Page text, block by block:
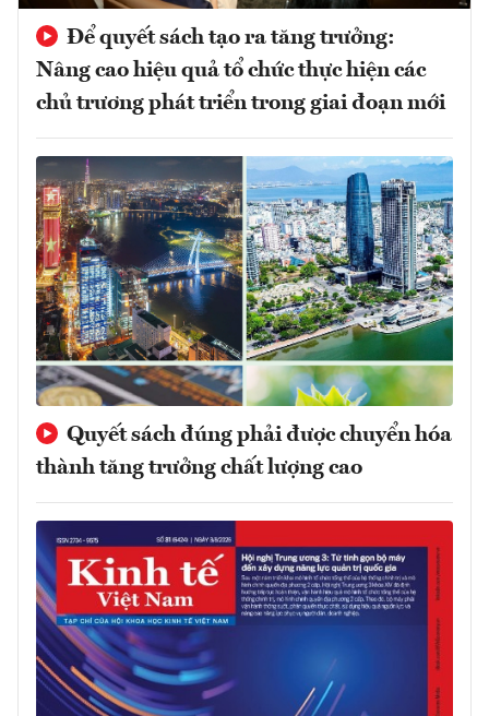
Để quyết sách tạo ra tăng trưởng:
Nâng cao hiệu quả tổ chức thực hiện các
chủ trương phát triển trong giai đoạn mới
Quyết sách đúng phải được chuyển hóa
thành tăng trưởng chất lượng cao